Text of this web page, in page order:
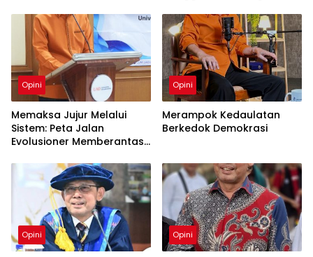
Opini
Memaksa Jujur Melalui
Sistem: Peta Jalan
Evolusioner Memberantas
Opini
Merampok Kedaulatan
Berkedok Demokrasi
Opini Opini